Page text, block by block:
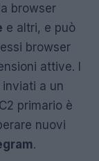
browser
e altri, e può
browser
attive. I
inviati a un
primario è
nuovi
.